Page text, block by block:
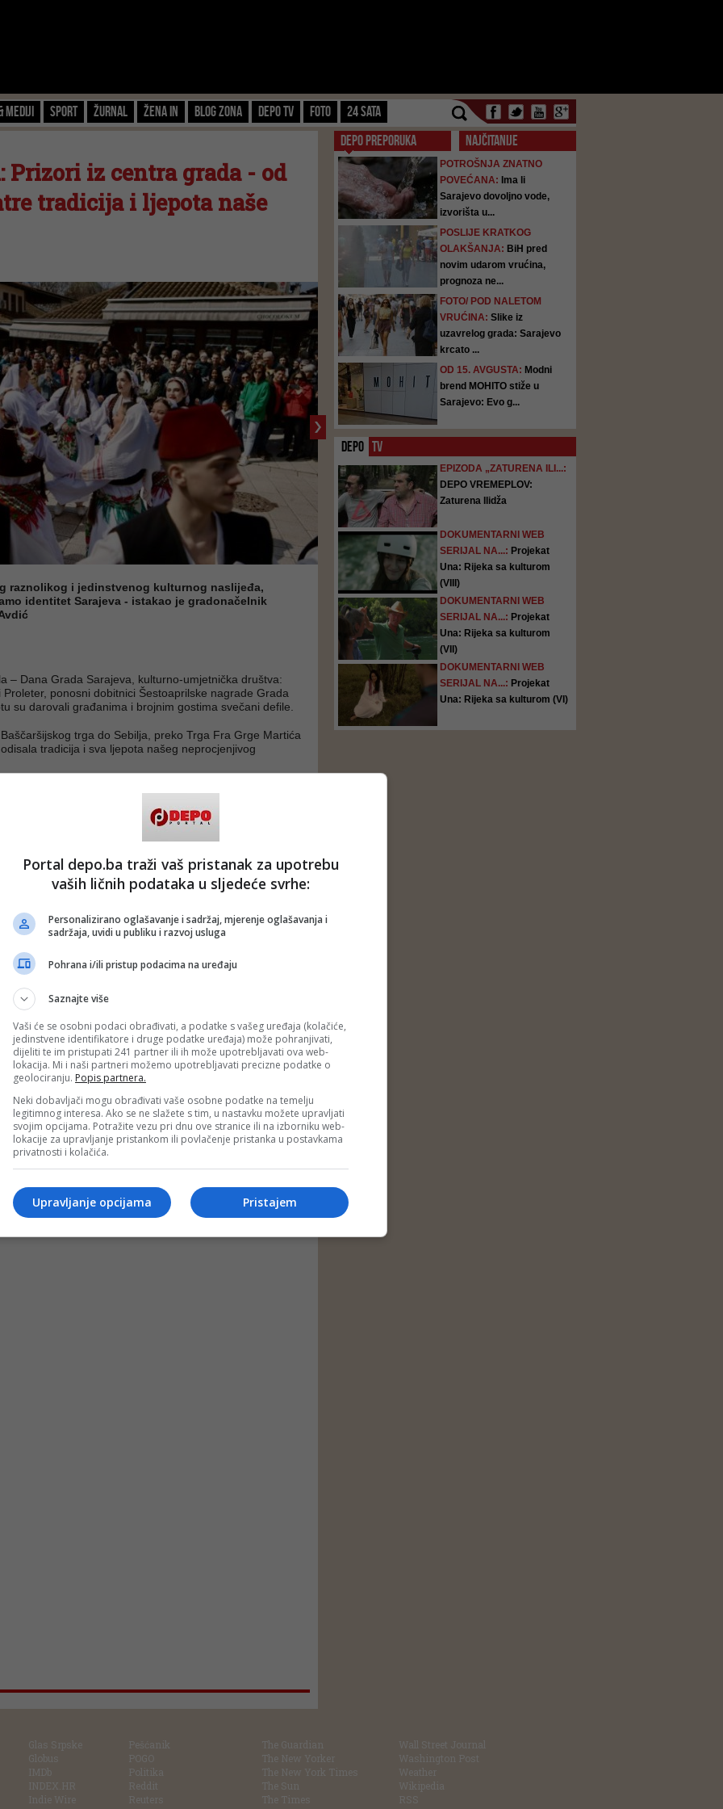
Mediji Sport Žurnal Žena IN Blog zona Depo TV FOTO 24 SATA
Prizori iz centra grada - od
tradicija i ljepota naše
raznolikog i jedinstvenog kulturnog naslijeđa,
identitet Sarajeva - istakao je gradonačelnik
– Dana Grada Sarajeva, kulturno-umjetnička društva:
Proleter, ponosni dobitnici Šestoaprilske nagrade Grada
su darovali građanima i brojnim gostima svečani defile.
trga do Sebilja, preko Trga Fra Grge Martića
tradicija i sva ljepota našeg neprocjenjivog
raznolikog i jedinstvenog kulturnog naslijeđa, njegujemo i
- istakao je gradonačelnik Sarajeva
društvenih mreža Twitter iFacebook
DEPO PREPORUKA NAJČITANIJE
POTROŠNJA ZNATNO
POVEĆANA: Ima li
Sarajevo dovoljno vode,
izvorišta u...
POSLIJE KRATKOG
OLAKŠANJA: BiH pred
novim udarom vrućina,
prognoza ne...
FOTO/ POD NALETOM
VRUĆINA: Slike iz
uzavrelog grada: Sarajevo
krcato ...
OD 15. AVGUSTA: Modni
brend MOHITO stiže u
Sarajevo: Evo g...
DEPO TV
EPIZODA „ZATURENA ILI...:
DEPO VREMEPLOV:
Zaturena Ilidža
DOKUMENTARNI WEB
SERIJAL NA...: Projekat
Una: Rijeka sa kulturom
(VIII)
DOKUMENTARNI WEB
SERIJAL NA...: Projekat
Una: Rijeka sa kulturom
(VII)
DOKUMENTARNI WEB
SERIJAL NA...: Projekat
Una: Rijeka sa kulturom (VI)
Glas Srpske
Globus
IMDb
INDEX.HR
Indie Wire
Pešćanik
POGO
Politika
Reddit
Reuters
The Guardian
The New Yorker
The New York Times
The Sun
The Times
Wall Street Journal
Washington Post
Weather
Wikipedia
RSS
Portal depo.ba traži vaš pristanak za upotrebu
vaših ličnih podataka u sljedeće svrhe:
Personalizirano oglašavanje i sadržaj, mjerenje oglašavanja i
sadržaja, uvidi u publiku i razvoj usluga
Pohrana i/ili pristup podacima na uređaju
Saznajte više
Vaši će se osobni podaci obrađivati, a podatke s vašeg uređaja (kolačiće,
jedinstvene identifikatore i druge podatke uređaja) može pohranjivati,
dijeliti te im pristupati 241 partner ili ih može upotrebljavati ova web-
lokacija. Mi i naši partneri možemo upotrebljavati precizne podatke o
geolociranju. Popis partnera.
Neki dobavljači mogu obrađivati vaše osobne podatke na temelju
legitimnog interesa. Ako se ne slažete s tim, u nastavku možete upravljati
svojim opcijama. Potražite vezu pri dnu ove stranice ili na izborniku web-
lokacije za upravljanje pristankom ili povlačenje pristanka u postavkama
privatnosti i kolačića.
Pristajem
Upravljanje opcijama